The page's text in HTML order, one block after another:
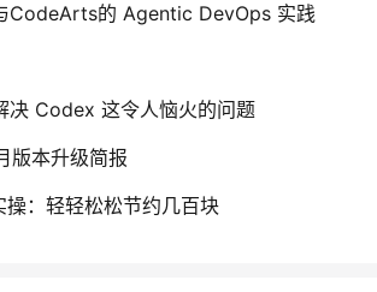
CodeArts的 Agentic DevOps 实践
决 Codex 这令人恼火的问题
版本升级简报
：轻轻松松节约几百块